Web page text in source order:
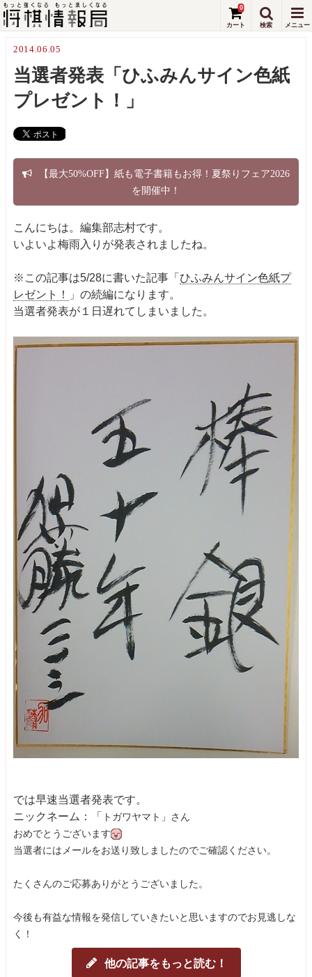
0
2014.06.05
当選者発表「ひふみんサイン色紙
プレゼント！」
【最大50%OFF】紙も電子書籍もお得！夏祭りフェア2026
を開催中！
こんにちは。編集部志村です。
いよいよ梅雨入りが発表されましたね。
※この記事は5/28に書いた記事「 ひふみんサイン色紙プ
レゼント！
」の続編になります。
当選者発表が１日遅れてしまいました。
では早速当選者発表です。
ニックネーム：「
トガワヤマト」さん
おめでとうございます
当選者にはメールをお送り致しましたのでご確認ください。
たくさんのご応募ありがとうございました。
今後も有益な情報を発信していきたいと思いますのでお見逃しな
く！
他の記事をもっと読む！